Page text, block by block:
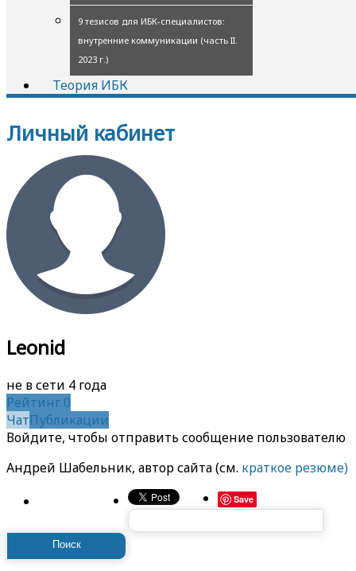
9 тезисов для ИБК-специалистов:
внутренние коммуникации (часть II.
2023 г.)
Теория ИБК
Личный кабинет
Leonid
не в сети 4 года
Рейтинг 0
ЧатПубликации
Войдите, чтобы отправить сообщение пользователю
Андрей Шабельник, автор сайта (см. краткое резюме)
Save